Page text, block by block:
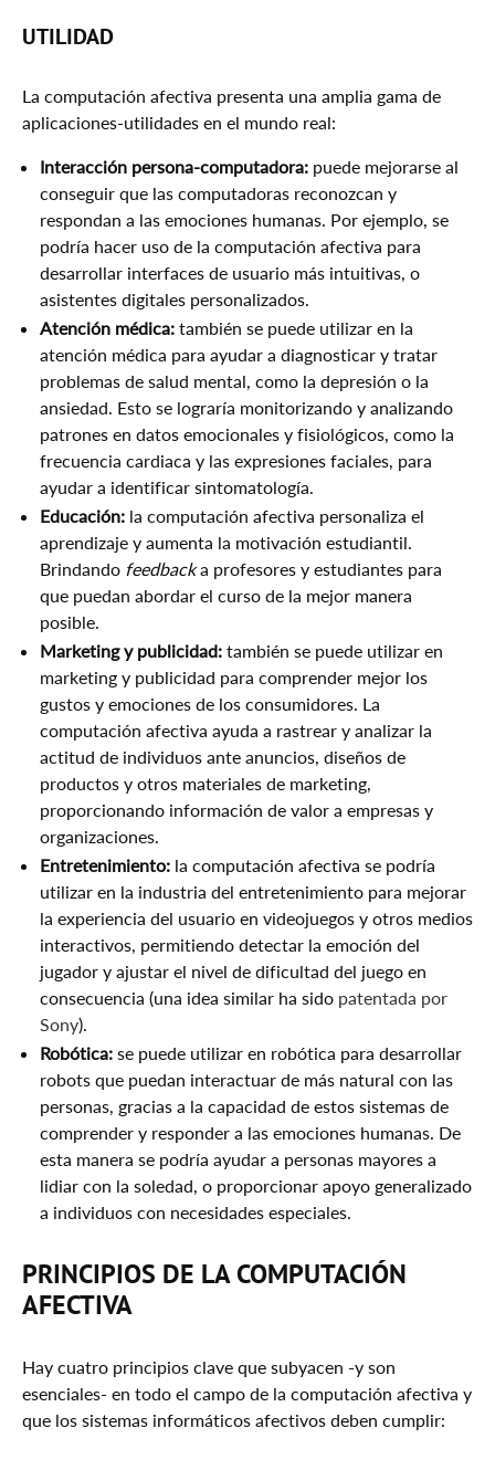
UTILIDAD
La computación afectiva presenta una amplia gama de
aplicaciones-utilidades en el mundo real:
Interacción persona-computadora: puede mejorarse al
conseguir que las computadoras reconozcan y
respondan a las emociones humanas. Por ejemplo, se
podría hacer uso de la computación afectiva para
desarrollar interfaces de usuario más intuitivas, o
asistentes digitales personalizados.
Atención médica: también se puede utilizar en la
atención médica para ayudar a diagnosticar y tratar
problemas de salud mental, como la depresión o la
ansiedad. Esto se lograría monitorizando y analizando
patrones en datos emocionales y fisiológicos, como la
frecuencia cardiaca y las expresiones faciales, para
ayudar a identificar sintomatología.
Educación: la computación afectiva personaliza el
aprendizaje y aumenta la motivación estudiantil.
Brindando feedbacka profesores y estudiantes para
que puedan abordar el curso de la mejor manera
posible.
Marketing y publicidad: también se puede utilizar en
marketing y publicidad para comprender mejor los
gustos y emociones de los consumidores. La
computación afectiva ayuda a rastrear y analizar la
actitud de individuos ante anuncios, diseños de
productos y otros materiales de marketing,
proporcionando información de valor a empresas y
organizaciones.
Entretenimiento: la computación afectiva se podría
utilizar en la industria del entretenimiento para mejorar
la experiencia del usuario en videojuegos y otros medios
interactivos, permitiendo detectar la emoción del
jugador y ajustar el nivel de dificultad del juego en
consecuencia (una idea similar ha sido patentada por
Sony).
Robótica: se puede utilizar en robótica para desarrollar
robots que puedan interactuar de más natural con las
personas, gracias a la capacidad de estos sistemas de
comprender y responder a las emociones humanas. De
esta manera se podría ayudar a personas mayores a
lidiar con la soledad, o proporcionar apoyo generalizado
a individuos con necesidades especiales.
PRINCIPIOS DE LA COMPUTACIÓN
AFECTIVA
Hay cuatro principios clave que subyacen -y son
esenciales- en todo el campo de la computación afectiva y
que los sistemas informáticos afectivos deben cumplir: